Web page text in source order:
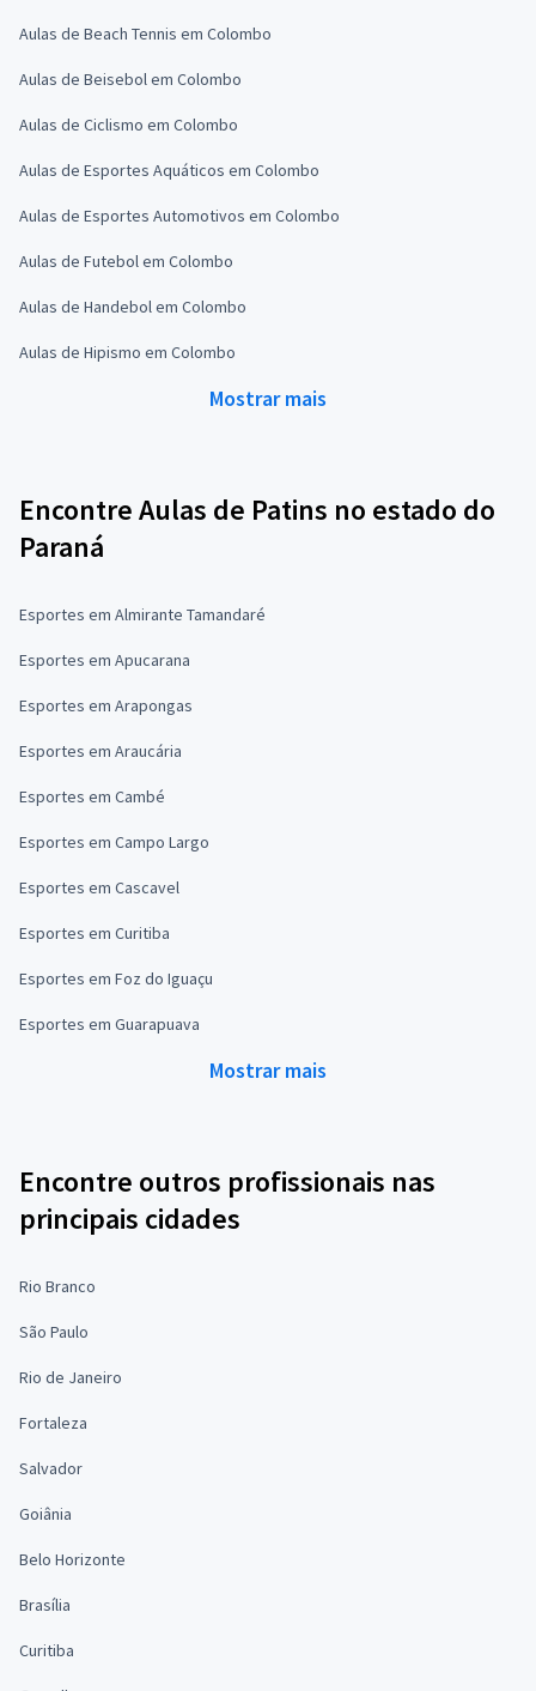
Aulas de Beach Tennis em Colombo
Aulas de Beisebol em Colombo
Aulas de Ciclismo em Colombo
Aulas de Esportes Aquáticos em Colombo
Aulas de Esportes Automotivos em Colombo
Aulas de Futebol em Colombo
Aulas de Handebol em Colombo
Aulas de Hipismo em Colombo
Mostrar mais
Encontre Aulas de Patins no estado do
Paraná
Esportes em Almirante Tamandaré
Esportes em Apucarana
Esportes em Arapongas
Esportes em Araucária
Esportes em Cambé
Esportes em Campo Largo
Esportes em Cascavel
Esportes em Curitiba
Esportes em Foz do Iguaçu
Esportes em Guarapuava
Mostrar mais
Encontre outros profissionais nas
principais cidades
Rio Branco
São Paulo
Rio de Janeiro
Fortaleza
Salvador
Goiânia
Belo Horizonte
Brasília
Curitiba